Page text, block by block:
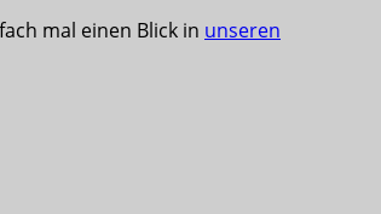
mal einen Blick in unseren